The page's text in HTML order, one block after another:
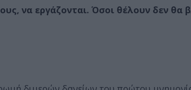
να εργάζονται. Όσοι θέλουν δεν θα